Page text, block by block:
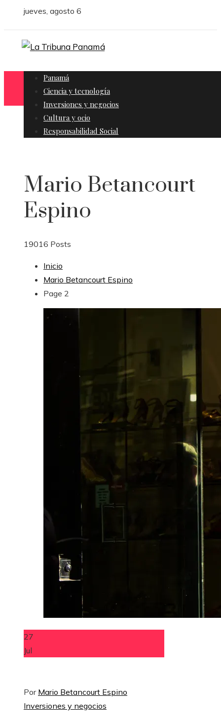
jueves, agosto 6
Panamá
Ciencia y tecnología
Inversiones y negocios
Cultura y ocio
Responsabilidad Social
Mario Betancourt
Espino
19016 Posts
Inicio
Mario Betancourt Espino
Page 2
27
Jul
Por Mario Betancourt Espino
Inversiones y negocios